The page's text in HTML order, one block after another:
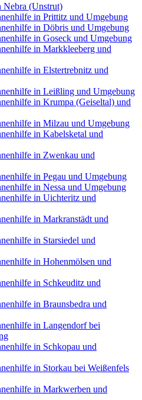
(Unstrut)
in Prittitz und Umgebung
in Döbris und Umgebung
in Goseck und Umgebung
in Markkleeberg und
in Elstertrebnitz und
in Leißling und Umgebung
in Krumpa (Geiseltal) und
in Milzau und Umgebung
in Kabelsketal und
in Zwenkau und
in Pegau und Umgebung
in Nessa und Umgebung
in Uichteritz und
in Markranstädt und
in Starsiedel und
in Hohenmölsen und
in Schkeuditz und
in Braunsbedra und
in Langendorf bei
in Schkopau und
in Storkau bei Weißenfels
in Markwerben und